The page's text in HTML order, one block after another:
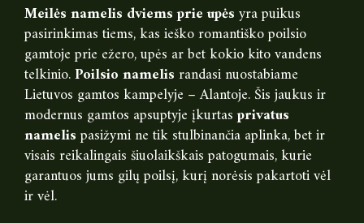
Meilės namelis dviems prie upėsyra puikus
pasirinkimas tiems, kas ieško romantiško poilsio
gamtoje prie ežero, upės ar bet kokio kito vandens
telkinio.Poilsio namelisrandasi nuostabiame
Lietuvos gamtos kampelyje – Alantoje. Šis jaukus ir
modernus gamtos apsuptyje įkurtasprivatus
namelispasižymi ne tik stulbinančia aplinka, bet ir
visais reikalingais šiuolaikškais patogumais, kurie
garantuos jums gilų poilsį, kurį norėsis pakartoti vėl
ir vėl.